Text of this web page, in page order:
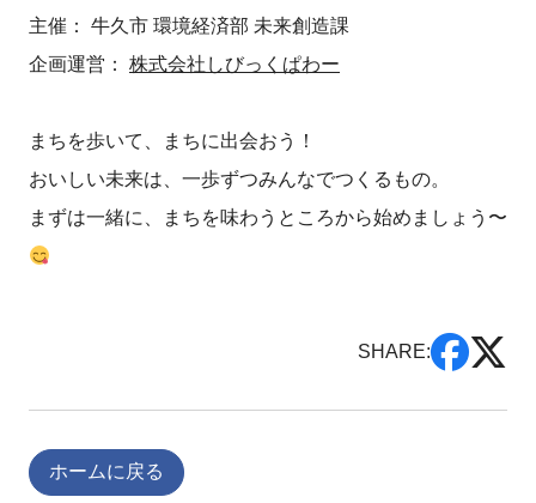
主催： 牛久市 環境経済部 未来創造課
企画運営： 株式会社しびっくぱわー
まちを歩いて、まちに出会おう！
おいしい未来は、一歩ずつみんなでつくるもの。
まずは一緒に、まちを味わうところから始めましょう〜
SHARE:
ホームに戻る